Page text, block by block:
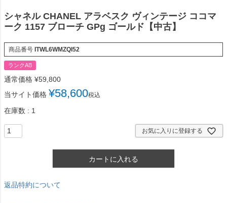
シャネル CHANEL アラベスク ヴィンテージ ココマ
ーク 1157 ブローチ GPg ゴールド【中古】
商品番号 ITWL6WMZQI52
ランクAB
通常価格 ¥59,800
当サイト価格 ¥58,600税込
在庫数 1
お気に入りに登録する
カートに入れる
返品特約について